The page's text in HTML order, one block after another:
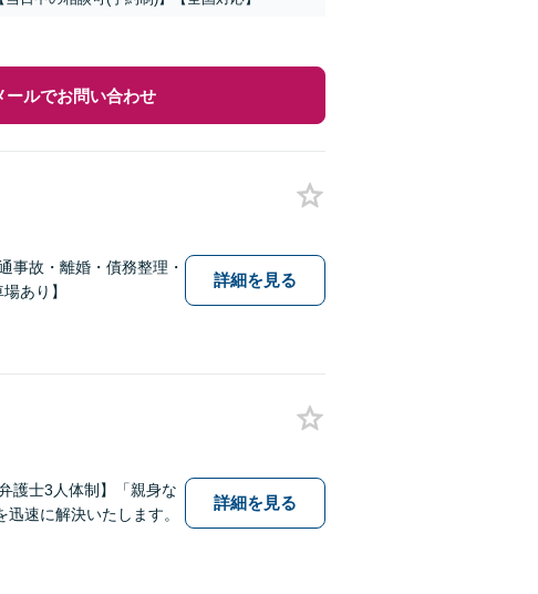
ールでお問い合わせ
事故・離婚・債務整理・
あり】
詳細を見る
護士3人体制】「親身な
速に解決いたします。
詳細を見る